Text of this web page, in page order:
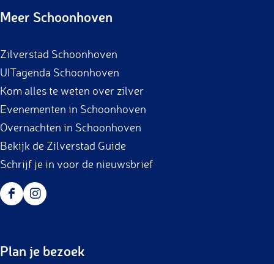
e
o
o
k
t
g
r
a
m
Meer Schoonhoven
Zilverstad Schoonhoven
UITagenda Schoonhoven
Kom alles te weten over zilver
Evenementen in Schoonhoven
Overnachten in Schoonhoven
Bekijk de Zilverstad Guide
Schrijf je in voor de nieuwsbrief
F
e
I
t
Plan je bezoek